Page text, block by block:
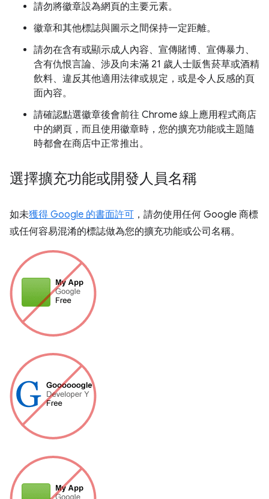
請勿將徽章設為網頁的主要元素。
徽章和其他標誌與圖示之間保持一定距離。
請勿在含有或顯示成人內容、宣傳賭博、宣傳暴力、
含有仇恨言論、涉及向未滿 21 歲人士販售菸草或酒精
飲料、違反其他適用法律或規定，或是令人反感的頁
面內容。
請確認點選徽章後會前往 Chrome 線上應用程式商店
中的網頁，而且使用徽章時，您的擴充功能或主題隨
時都會在商店中正常推出。
選擇擴充功能或開發人員名稱
如未獲得 Google 的書面許可 ，請勿使用任何 Google 商標
或任何容易混淆的標誌做為您的擴充功能或公司名稱。